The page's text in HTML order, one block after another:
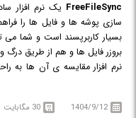
FreeFileSync یک نرم افزار
سازی پوشه ها و فایل ها را
بسیار کاربرپسند است و شما می
بروزر فایل ها و هم از طریق
نرم افزار مقایسه ی آن ها به
محتویات پوشه ها را انتخاب کنید.
1404/9/12 30 مگابایت